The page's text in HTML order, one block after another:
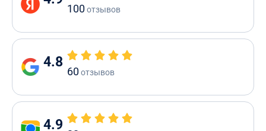
100отзывов
4.8
60отзывов
4.9